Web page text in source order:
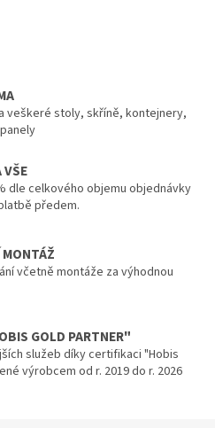
veškeré stoly, skříně, kontejnery,
VŠE
dle celkového objemu objednávky
předem.
včetně montáže za výhodnou
GOLD PARTNER"
služeb díky certifikaci "Hobis
výrobcem od r. 2019 do r. 2026